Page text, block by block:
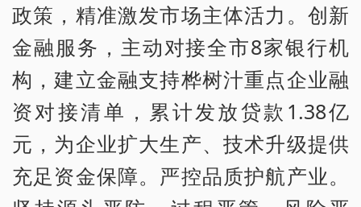
政策，精准激发市场主体活力。创新
金融服务，主动对接全市8家银行机
构，建立金融支持桦树汁重点企业融
资对接清单，累计发放贷款1.38亿
元，为企业扩大生产、技术升级提供
充足资金保障。严控品质护航产业。